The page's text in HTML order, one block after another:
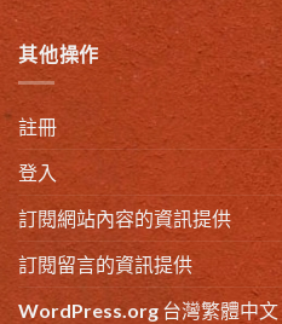
其他操作
註冊
登入
訂閱網站內容的資訊提供
訂閱留言的資訊提供
WordPress.org 台灣繁體中文